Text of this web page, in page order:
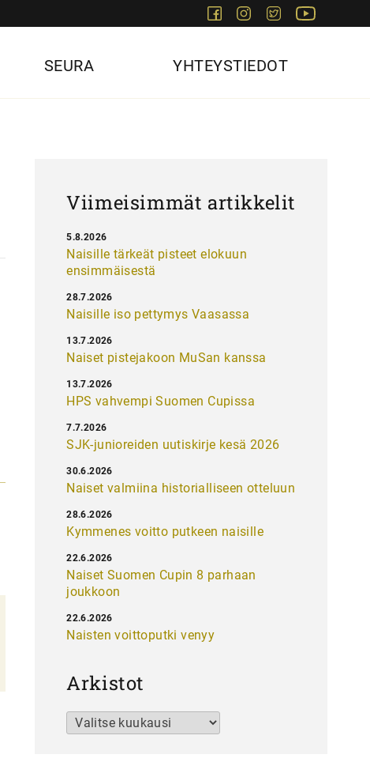
FacebookInstagram
Twitter
SEURA YHTEYSTIEDOT
Viimeisimmät artikkelit
Naisille tärkeät pisteet elokuun
ensimmäisestä
5.8.2026
Naisille iso pettymys Vaasassa
28.7.2026
Naiset pistejakoon MuSan kanssa
13.7.2026
HPS vahvempi Suomen Cupissa
13.7.2026
SJK-junioreiden uutiskirje kesä 2026
7.7.2026
Naiset valmiina historialliseen otteluun
30.6.2026
Kymmenes voitto putkeen naisille
28.6.2026
Naiset Suomen Cupin 8 parhaan
joukkoon
22.6.2026
Naisten voittoputki venyy
22.6.2026
Arkistot
Arkistot